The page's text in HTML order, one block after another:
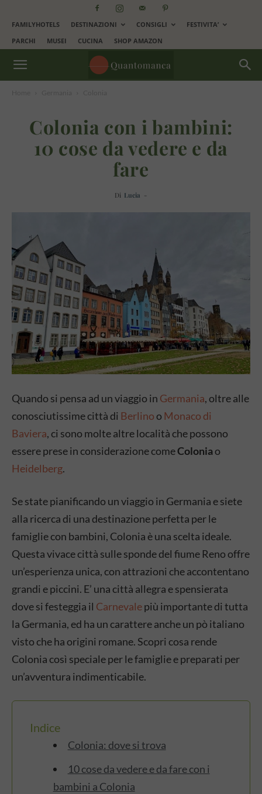
FAMILYHOTELS DESTINAZIONI CONSIGLI
FESTIVITA’
PARCHI
MUSEI CUCINA SHOP AMAZON
Colonia con i bambini:
10 cose da vedere e da
fare
Di Lucia -
Quando si pensa ad un viaggio in Germania, oltre alle
conosciutissime città di Berlinoo Monaco di
Baviera, ci sono molte altre località che possono
essere prese in considerazione comeColoniao
Heidelberg.
Se state pianificando un viaggio in Germania e siete
alla ricerca di una destinazione perfetta per le
famiglie con bambini, Colonia è una scelta ideale.
Questa vivace città sulle sponde del fiume Reno offre
un’esperienza unica, con attrazioni che accontentano
grandi e piccini. E’ una città allegra e spensierata
dove si festeggia il Carnevalepiù importante di tutta
la Germania, ed ha un carattere anche un pò italiano
visto che ha origini romane. Scopri cosa rende
Colonia così speciale per le famiglie e preparati per
un’avventura indimenticabile.
Indice
Colonia: dove si trova
10 cose da vedere e da fare con i
bambini a Colonia